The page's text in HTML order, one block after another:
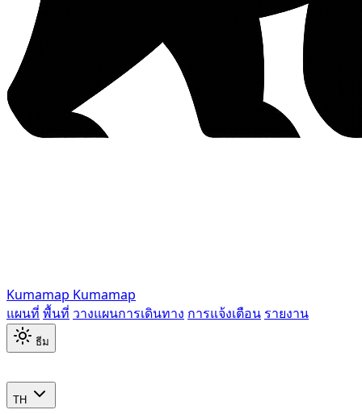
Kumamap Kumamap
แผนที่ พื้นที่ วางแผนการเดินทาง การแจ้งเตือน รายงาน
ธีม
TH